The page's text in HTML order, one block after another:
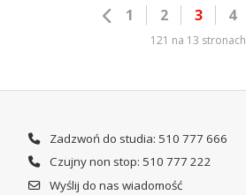
1 2 3 4
121 na 13 stronach
Zadzwoń do studia: 510 777 666
Czujny non stop: 510 777 222
Wyślij do nas wiadomość